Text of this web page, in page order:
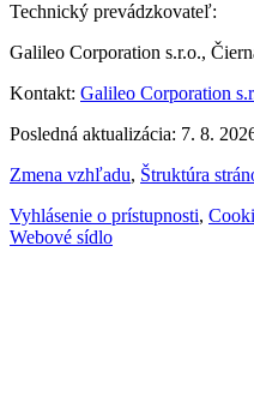
Technický prevádzkovateľ:
Galileo Corporation s.r.o.,
Kontakt: Galileo Corporation
Posledná aktualizácia: 7. 8.
Zmena vzhľadu, Štruktúra
Vyhlásenie o prístupnosti,
Webové sídlo